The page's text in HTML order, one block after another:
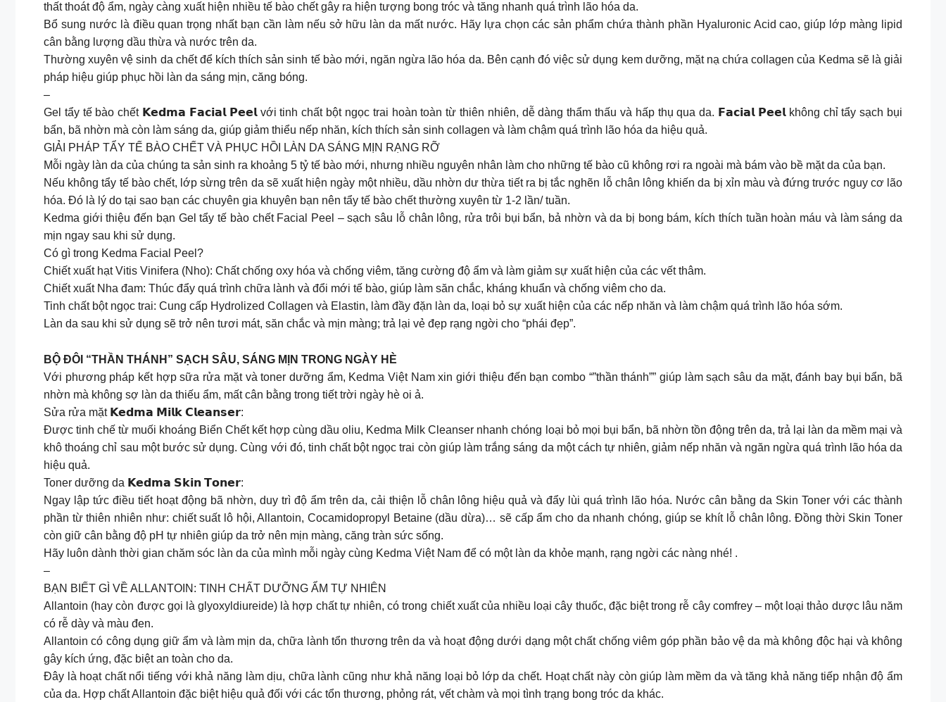
thất thoát độ ẩm, ngày càng xuất hiện nhiều tế bào chết gây ra hiện tượng bong tróc và tăng nhanh quá trình lão hóa da.
Bổ sung nước là điều quan trọng nhất bạn cần làm nếu sở hữu làn da mất nước. Hãy lựa chọn các sản phẩm chứa thành phần Hyaluronic Acid cao, giúp lớp màng lipid
cân bằng lượng dầu thừa và nước trên da.
Thường xuyên vệ sinh da chết để kích thích sản sinh tế bào mới, ngăn ngừa lão hóa da. Bên cạnh đó việc sử dụng kem dưỡng, mặt nạ chứa collagen của Kedma sẽ là giải
pháp hiệu giúp phục hồi làn da sáng mịn, căng bóng.
–
Gel tẩy tế bào chết 𝗞𝗲𝗱𝗺𝗮 𝗙𝗮𝗰𝗶𝗮𝗹 𝗣𝗲𝗲𝗹 với tinh chất bột ngọc trai hoàn toàn từ thiên nhiên, dễ dàng thẩm thấu và hấp thụ qua da. 𝗙𝗮𝗰𝗶𝗮𝗹 𝗣𝗲𝗲𝗹 không chỉ tẩy sạch bụi
bẩn, bã nhờn mà còn làm sáng da, giúp giảm thiểu nếp nhăn, kích thích sản sinh collagen và làm chậm quá trình lão hóa da hiệu quả.
GIẢI PHÁP TẨY TẾ BÀO CHẾT VÀ PHỤC HỒI LÀN DA SÁNG MỊN RẠNG RỠ
Mỗi ngày làn da của chúng ta sản sinh ra khoảng 5 tỷ tế bào mới, nhưng nhiều nguyên nhân làm cho những tế bào cũ không rơi ra ngoài mà bám vào bề mặt da của bạn.
Nếu không tẩy tế bào chết, lớp sừng trên da sẽ xuất hiện ngày một nhiều, dầu nhờn dư thừa tiết ra bị tắc nghẽn lỗ chân lông khiến da bị xỉn màu và đứng trước nguy cơ lão
hóa. Đó là lý do tại sao bạn các chuyên gia khuyên bạn nên tẩy tế bào chết thường xuyên từ 1-2 lần/ tuần.
Kedma giới thiệu đến bạn Gel tẩy tế bào chết Facial Peel – sạch sâu lỗ chân lông, rửa trôi bụi bẩn, bả nhờn và da bị bong bám, kích thích tuần hoàn máu và làm sáng da
mịn ngay sau khi sử dụng.
Có gì trong Kedma Facial Peel?
Chiết xuất hạt Vitis Vinifera (Nho): Chất chống oxy hóa và chống viêm, tăng cường độ ẩm và làm giảm sự xuất hiện của các vết thâm.
Chiết xuất Nha đam: Thúc đẩy quá trình chữa lành và đổi mới tế bào, giúp làm săn chắc, kháng khuẩn và chống viêm cho da.
Tinh chất bột ngọc trai: Cung cấp Hydrolized Collagen và Elastin, làm đầy đặn làn da, loại bỏ sự xuất hiện của các nếp nhăn và làm chậm quá trình lão hóa sớm.
Làn da sau khi sử dụng sẽ trở nên tươi mát, săn chắc và mịn màng; trả lại vẻ đẹp rạng ngời cho “phái đẹp”.
BỘ ĐÔI “THẦN THÁNH” SẠCH SÂU, SÁNG MỊN TRONG NGÀY HÈ
Với phương pháp kết hợp sữa rửa mặt và toner dưỡng ẩm, Kedma Việt Nam xin giới thiệu đến bạn combo “”thần thánh”” giúp làm sạch sâu da mặt, đánh bay bụi bẩn, bã
nhờn mà không sợ làn da thiếu ẩm, mất cân bằng trong tiết trời ngày hè oi ả.
Sửa rửa mặt 𝗞𝗲𝗱𝗺𝗮 𝗠𝗶𝗹𝗸 𝗖𝗹𝗲𝗮𝗻𝘀𝗲𝗿:
Được tinh chế từ muối khoáng Biển Chết kết hợp cùng dầu oliu, Kedma Milk Cleanser nhanh chóng loại bỏ mọi bụi bẩn, bã nhờn tồn động trên da, trả lại làn da mềm mại và
khô thoáng chỉ sau một bước sử dụng. Cùng với đó, tinh chất bột ngọc trai còn giúp làm trắng sáng da một cách tự nhiên, giảm nếp nhăn và ngăn ngừa quá trình lão hóa da
hiệu quả.
Toner dưỡng da 𝗞𝗲𝗱𝗺𝗮 𝗦𝗸𝗶𝗻 𝗧𝗼𝗻𝗲𝗿:
Ngay lập tức điều tiết hoạt động bã nhờn, duy trì độ ẩm trên da, cải thiện lỗ chân lông hiệu quả và đẩy lùi quá trình lão hóa. Nước cân bằng da Skin Toner với các thành
phần từ thiên nhiên như: chiết suất lô hội, Allantoin, Cocamidopropyl Betaine (dầu dừa)… sẽ cấp ẩm cho da nhanh chóng, giúp se khít lỗ chân lông. Đồng thời Skin Toner
còn giữ cân bằng độ pH tự nhiên giúp da trở nên mịn màng, căng tràn sức sống.
Hãy luôn dành thời gian chăm sóc làn da của mình mỗi ngày cùng Kedma Việt Nam để có một làn da khỏe mạnh, rạng ngời các nàng nhé! .
–
BẠN BIẾT GÌ VỀ ALLANTOIN: TINH CHẤT DƯỠNG ẨM TỰ NHIÊN
Allantoin (hay còn được gọi là glyoxyldiureide) là hợp chất tự nhiên, có trong chiết xuất của nhiều loại cây thuốc, đặc biệt trong rễ cây comfrey – một loại thảo dược lâu năm
có rễ dày và màu đen.
Allantoin có công dụng giữ ẩm và làm mịn da, chữa lành tổn thương trên da và hoạt động dưới dạng một chất chống viêm góp phần bảo vệ da mà không độc hại và không
gây kích ứng, đặc biệt an toàn cho da.
Đây là hoạt chất nổi tiếng với khả năng làm dịu, chữa lành cũng như khả năng loại bỏ lớp da chết. Hoạt chất này còn giúp làm mềm da và tăng khả năng tiếp nhận độ ẩm
của da. Hợp chất Allantoin đặc biệt hiệu quả đối với các tổn thương, phỏng rát, vết chàm và mọi tình trạng bong tróc da khác.